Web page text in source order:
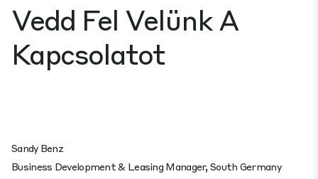
Vedd Fel Velünk A
Kapcsolatot
Sandy Benz
Business Development & Leasing Manager, South Germany